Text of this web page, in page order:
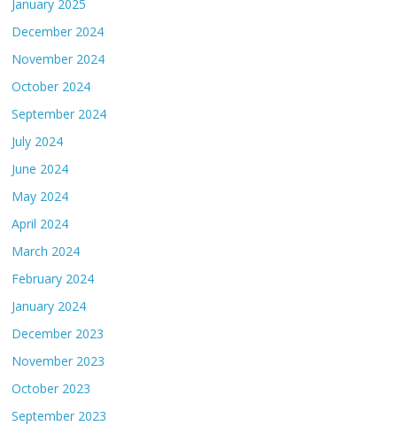
January 2025
December 2024
November 2024
October 2024
September 2024
July 2024
June 2024
May 2024
April 2024
March 2024
February 2024
January 2024
December 2023
November 2023
October 2023
September 2023